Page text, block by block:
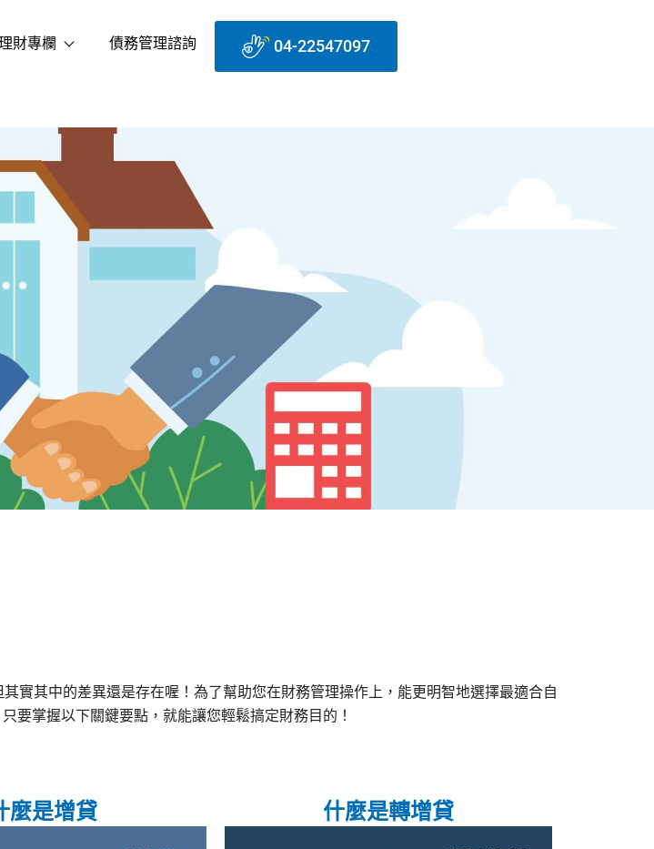
財專欄 債務管理諮詢 04-22547097
實其中的差異還是存在喔！為了幫助您在財務管理操作上，能更明智地選擇最適合自
要掌握以下關鍵要點，就能讓您輕鬆搞定財務目的！
麼是增貸 什麼是轉增貸